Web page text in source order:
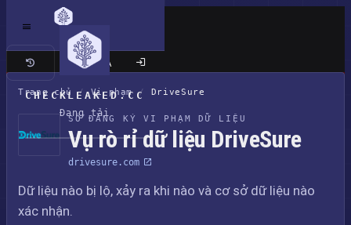
CHECKLEAKED.CC
Đang tải
Trang cổ điển
Trang chủ / Vi phạm / DriveSure
SỔ ĐĂNG KÝ VI PHẠM DỮ LIỆU
Vụ rò rỉ dữ liệu DriveSure
drivesure.com
Dữ liệu nào bị lộ, xảy ra khi nào và cơ sở dữ liệu nào
xác nhận.